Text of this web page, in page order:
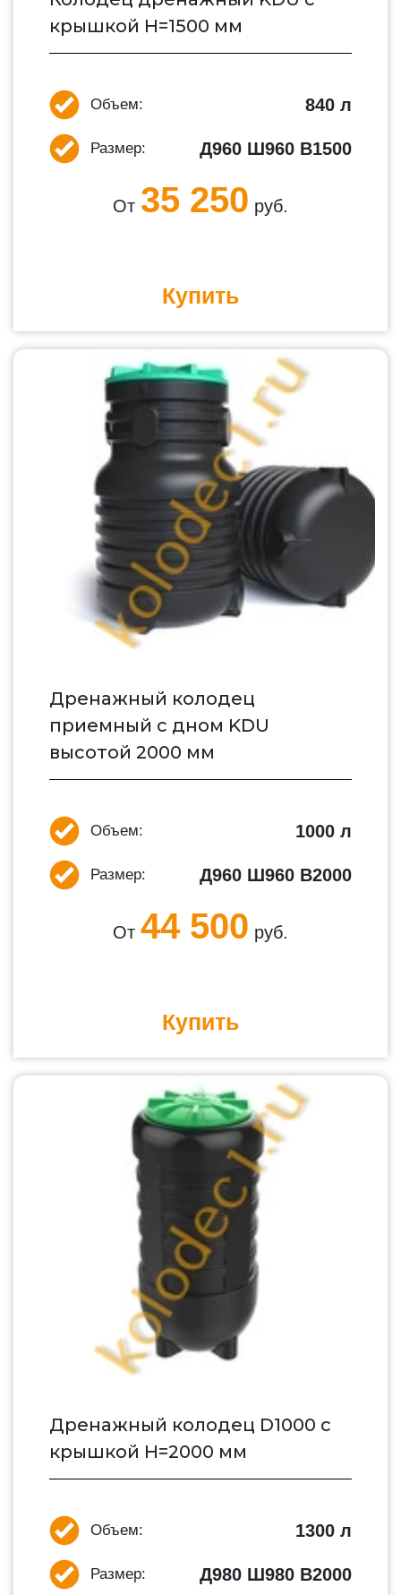
крышкой H=1500 мм
Объем: 840 л
Размер: Д960 Ш960 В1500
От 35 250 руб.
Купить
Дренажный колодец
приемный c дном KDU
высотой 2000 мм
Объем: 1000 л
Размер: Д960 Ш960 В2000
От 44 500 руб.
Купить
Дренажный колодец D1000 с
крышкой H=2000 мм
Объем: 1300 л
Размер: Д980 Ш980 В2000